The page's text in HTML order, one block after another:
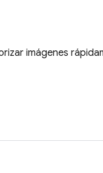
imágenes